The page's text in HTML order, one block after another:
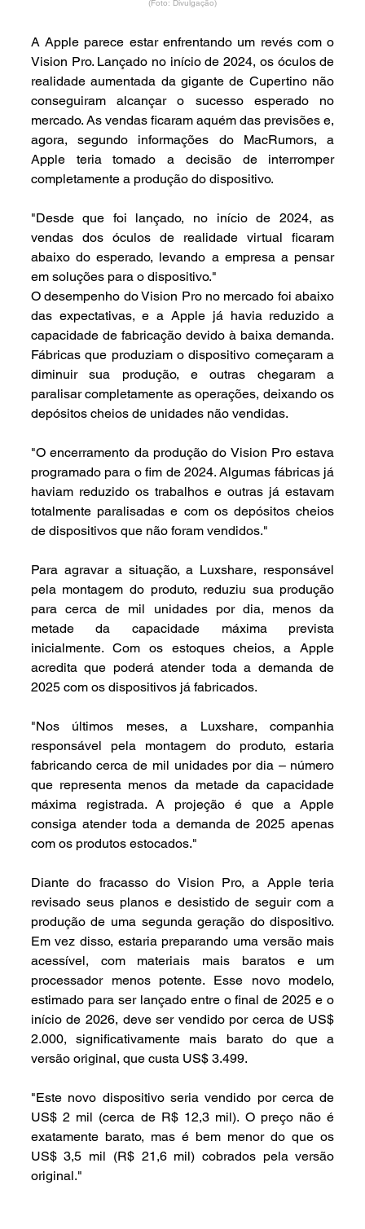
(Foto: Divulgação)
A Apple parece estar enfrentando um revés com o
Vision Pro. Lançado no início de 2024, os óculos de
realidade aumentada da gigante de Cupertino não
conseguiram alcançar o sucesso esperado no
mercado. As vendas ficaram aquém das previsões e,
agora, segundo informações do MacRumors, a
Apple teria tomado a decisão de interromper
completamente a produção do dispositivo.
"Desde que foi lançado, no início de 2024, as
vendas dos óculos de realidade virtual ficaram
abaixo do esperado, levando a empresa a pensar
em soluções para o dispositivo."
O desempenho do Vision Pro no mercado foi abaixo
das expectativas, e a Apple já havia reduzido a
capacidade de fabricação devido à baixa demanda.
Fábricas que produziam o dispositivo começaram a
diminuir sua produção, e outras chegaram a
paralisar completamente as operações, deixando os
depósitos cheios de unidades não vendidas.
"O encerramento da produção do Vision Pro estava
programado para o fim de 2024. Algumas fábricas já
haviam reduzido os trabalhos e outras já estavam
totalmente paralisadas e com os depósitos cheios
de dispositivos que não foram vendidos."
Para agravar a situação, a Luxshare, responsável
pela montagem do produto, reduziu sua produção
para cerca de mil unidades por dia, menos da
metade da capacidade máxima prevista
inicialmente. Com os estoques cheios, a Apple
acredita que poderá atender toda a demanda de
2025 com os dispositivos já fabricados.
"Nos últimos meses, a Luxshare, companhia
responsável pela montagem do produto, estaria
fabricando cerca de mil unidades por dia – número
que representa menos da metade da capacidade
máxima registrada. A projeção é que a Apple
consiga atender toda a demanda de 2025 apenas
com os produtos estocados."
Diante do fracasso do Vision Pro, a Apple teria
revisado seus planos e desistido de seguir com a
produção de uma segunda geração do dispositivo.
Em vez disso, estaria preparando uma versão mais
acessível, com materiais mais baratos e um
processador menos potente. Esse novo modelo,
estimado para ser lançado entre o final de 2025 e o
início de 2026, deve ser vendido por cerca de US$
2.000, significativamente mais barato do que a
versão original, que custa US$ 3.499.
"Este novo dispositivo seria vendido por cerca de
US$ 2 mil (cerca de R$ 12,3 mil). O preço não é
exatamente barato, mas é bem menor do que os
US$ 3,5 mil (R$ 21,6 mil) cobrados pela versão
original."